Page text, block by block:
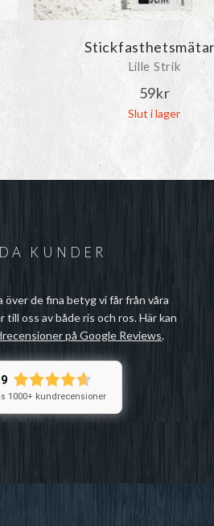
Lille Strik
59kr
Slut i lager
KUNDER
över de fina betyg vi får från våra
till oss av både ris och ros. Här kan
på Google Reviews.
1000+ kundrecensioner